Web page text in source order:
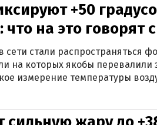
+50
на это говорят
сети стали распространяться
на которых якобы перевалили
измерение температуры